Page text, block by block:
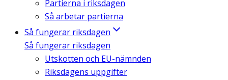
Partierna i riksdagen
Så arbetar partierna
Så fungerar riksdagen
Så fungerar riksdagen
Utskotten och EU-nämnden
Riksdagens uppgifter